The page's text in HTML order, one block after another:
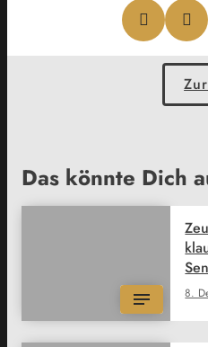
Das könnte Dich
8.